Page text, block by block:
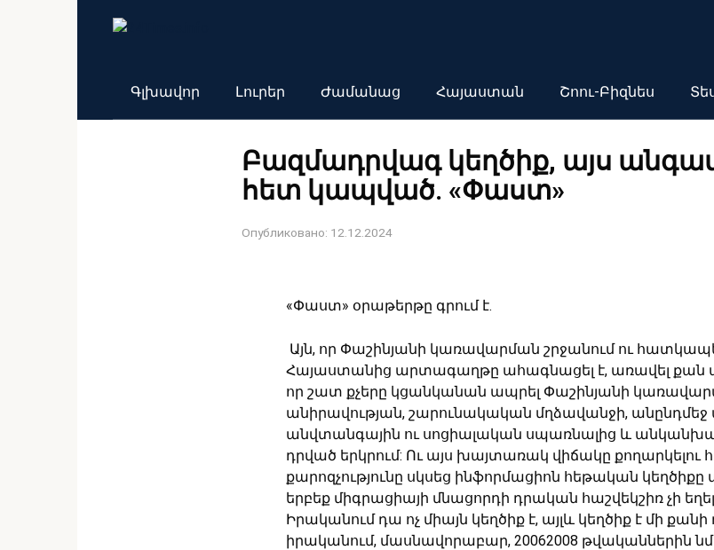
Գլխավոր Լուրեր Ժամանաց Հայաստան Շոու-Բիզնես
Բազմադրվագ կեղծիք, այս
հետ կապված. «Փաստ»
Опубликовано: 12.12.2024
«Փաստ» օրաթերթը գրում է.
Այն, որ Փաշինյանի կառավարման շրջանում ու
Հայաստանից արտագաղթը ահագնացել է, առավել քան
որ շատ քչերը կցանկանան ապրել Փաշինյանի
անիրավության, շարունակական մղձավանջի, անընդմեջ
անվտանգային ու սոցիալական սպառնալից և
դրված երկրում: Ու այս խայտառակ վիճակը
քարոզչությունը սկսեց ինֆորմացիոն հեթական
երբեք միգրացիայի մնացորդի դրական հաշվեկշիռ չի
Իրականում դա ոչ միայն կեղծիք է, այլև կեղծիք է մի
իրականում, մասնավորաբար, 20062008 թվականներին